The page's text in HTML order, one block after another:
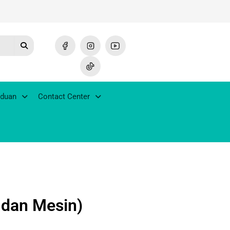
Contact Center
Mesin)